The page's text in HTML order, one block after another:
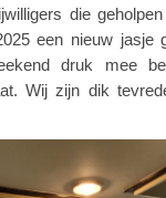
die
een nieuw jasje
druk mee
Wij zijn dik